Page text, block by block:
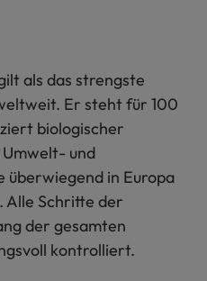
als das strengste
Er steht für 100
biologischer
und
überwiegend in Europa
Alle Schritte der
der gesamten
kontrolliert.